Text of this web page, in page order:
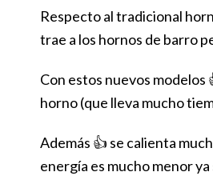
Respecto al tradicional
trae a los hornos de barro
Con estos nuevos modelos
horno (que lleva mucho
Además 👍 se calienta
energía es mucho menor ya